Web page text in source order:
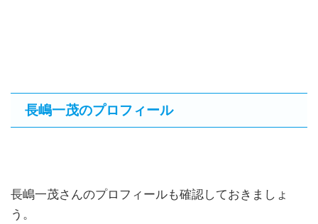
長嶋一茂のプロフィール
長嶋一茂さんのプロフィールも確認しておきましょ
う。